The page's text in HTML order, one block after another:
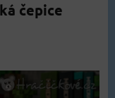
čepice